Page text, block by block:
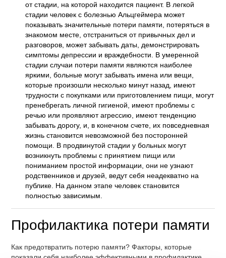
от стадии, на которой находится пациент. В легкой
стадии человек с болезнью Альцгеймера может
показывать значительные потери памяти, потеряться в
знакомом месте, отстраниться от привычных дел и
разговоров, может забывать даты, демонстрировать
симптомы депрессии и враждебности. В умеренной
стадии случаи потери памяти являются наиболее
яркими, больные могут забывать имена или вещи,
которые произошли несколько минут назад, имеют
трудности с покупками или приготовлением пищи, могут
пренебрегать личной гигиеной, имеют проблемы с
речью или проявляют агрессию, имеют тенденцию
забывать дорогу, и, в конечном счете, их повседневная
жизнь становится невозможной без посторонней
помощи. В продвинутой стадии у больных могут
возникнуть проблемы с принятием пищи или
пониманием простой информации, они не узнают
родственников и друзей, ведут себя неадекватно на
публике. На данном этапе человек становится
полностью зависимым.
Профилактика потери памяти
Как предотвратить потерю памяти? Факторы, которые